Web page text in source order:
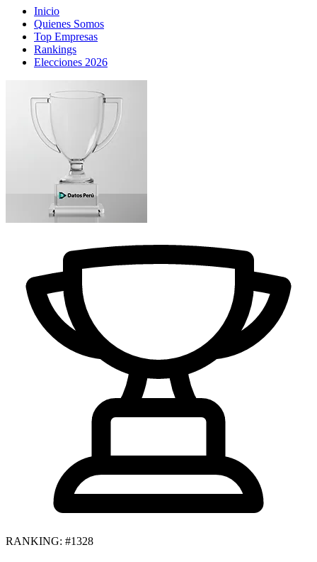
Inicio
Quienes Somos
Top Empresas
Rankings
Elecciones 2026
RANKING: #1328